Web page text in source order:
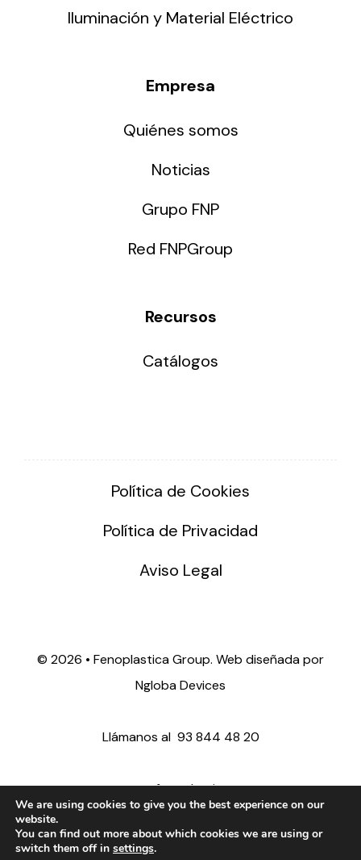
Iluminación y Material Eléctrico
Empresa
Quiénes somos
Noticias
Grupo FNP
Red FNPGroup
Recursos
Catálogos
Política de Cookies
Política de Privacidad
Aviso Legal
© 2026 • Fenoplastica Group. Web diseñada por
Ngloba Devices
Llámanos al 93 844 48 20
ventas@fenoplastica.com
export@fenoplastica.com
We are using cookies to give you the best experience on our
website.
You can find out more about which cookies we are using or
switch them off in settings.